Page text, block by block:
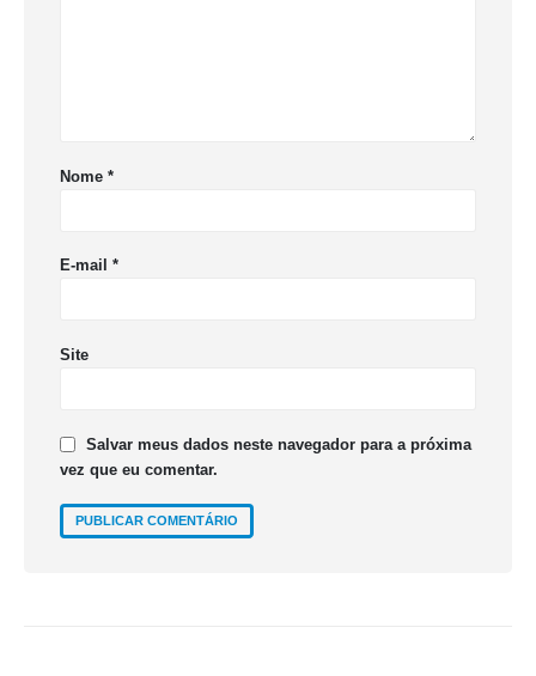
Nome *
E-mail *
Site
Salvar meus dados neste navegador para a próxima
vez que eu comentar.